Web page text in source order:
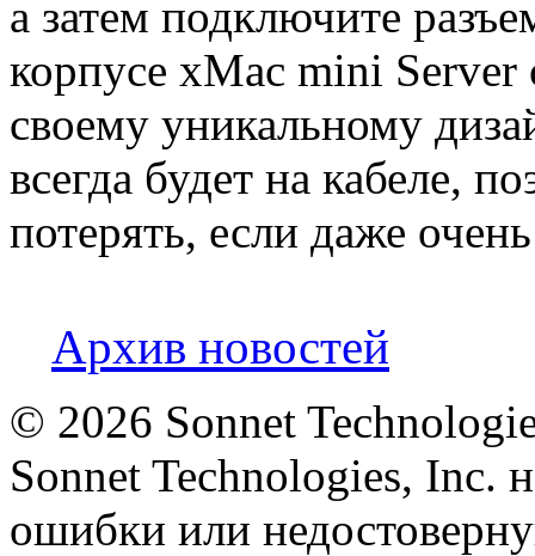
а затем подключите
корпусе xMac mini
своему уникальному
всегда будет на кабеле,
потерять, если даже
Архив новостей
© 2026 Sonnet
Sonnet Technologies, Inc.
ошибки или